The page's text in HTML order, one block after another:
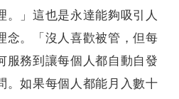
。」這也是永達能夠吸引人
念。「沒人喜歡被管，但每
服務到讓每個人都自動自發
。如果每個人都能月入數十